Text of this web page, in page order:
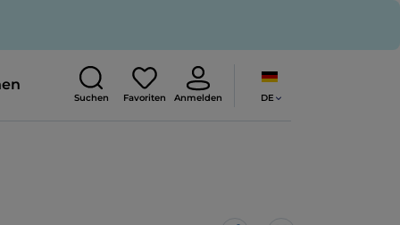
Suchen Favoriten Anmelden DE